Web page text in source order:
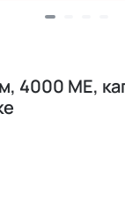
4000 МЕ,